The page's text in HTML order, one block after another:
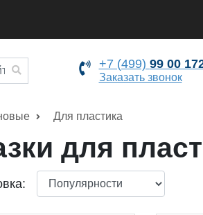
+7 (499) 99 00
Заказать звонок
Для пластика
для